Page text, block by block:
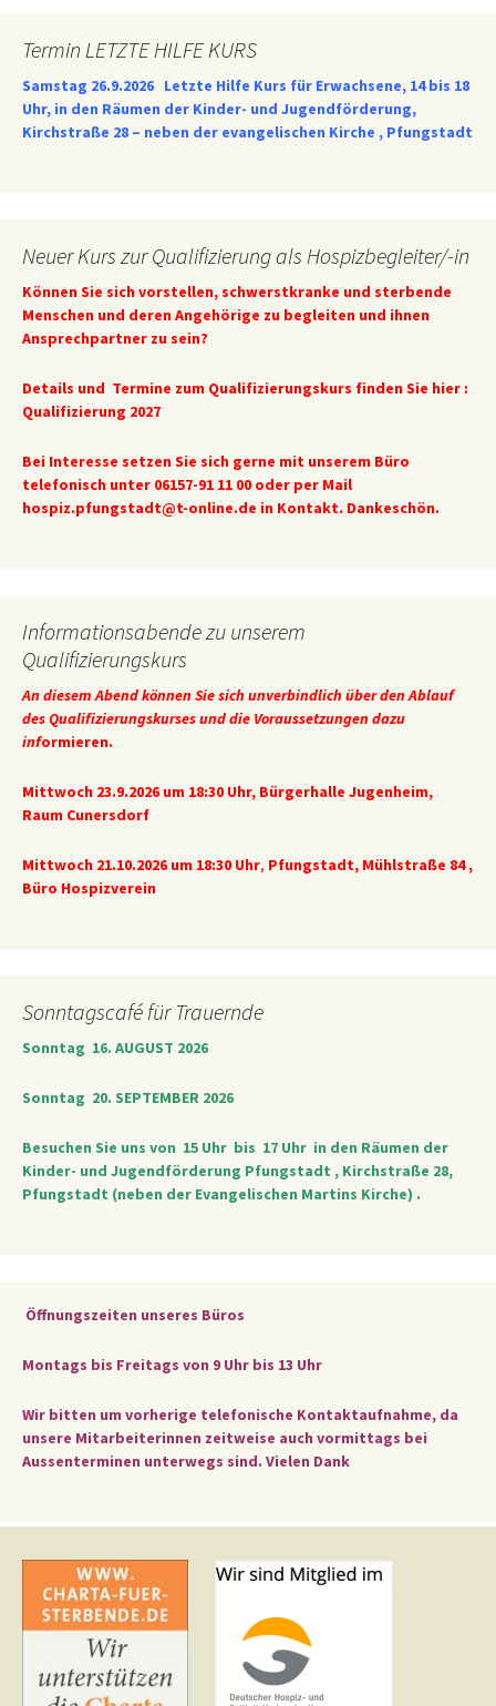
Termin LETZTE HILFE KURS
Samstag 26.9.2026 Letzte Hilfe Kurs für Erwachsene, 14 bis 18
Uhr, in den Räumen der Kinder- und Jugendförderung,
Kirchstraße 28 – neben der evangelischen Kirche , Pfungstadt
Neuer Kurs zur Qualifizierung als Hospizbegleiter/-in
Können Sie sich vorstellen, schwerstkranke und sterbende
Menschen und deren Angehörige zu begleiten und ihnen
Ansprechpartner zu sein?
Details und Termine zum Qualifizierungskurs finden Sie hier :
Qualifizierung 2027
Bei Interesse setzen Sie sich gerne mit unserem Büro
telefonisch unter 06157-91 11 00 oder per Mail
hospiz.pfungstadt@t-online.de in Kontakt. Dankeschön.
Informationsabende zu unserem
Qualifizierungskurs
An diesem Abend können Sie sich unverbindlich über den Ablauf
des Qualifizierungskurses und die Voraussetzungen dazu
informieren.
Mittwoch 23.9.2026 um 18:30 Uhr, Bürgerhalle Jugenheim,
Raum Cunersdorf
Mittwoch 21.10.2026 um 18:30 Uhr, Pfungstadt, Mühlstraße 84 ,
Büro Hospizverein
Sonntagscafé für Trauernde
Sonntag 16. AUGUST 2026
Sonntag 20. SEPTEMBER 2026
Besuchen Sie uns von 15 Uhr bis 17 Uhr in den Räumen der
Kinder- und Jugendförderung Pfungstadt , Kirchstraße 28,
Pfungstadt (neben der Evangelischen Martins Kirche) .
Öffnungszeiten unseres Büros
Montags bis Freitags von 9 Uhr bis 13 Uhr
Wir bitten um vorherige telefonische Kontaktaufnahme, da
unsere Mitarbeiterinnen zeitweise auch vormittags bei
Aussenterminen unterwegs sind. Vielen Dank